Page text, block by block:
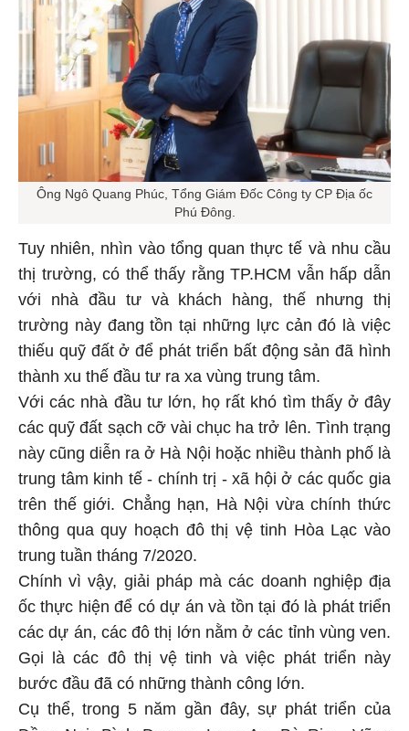
Ông Ngô Quang Phúc, Tổng Giám Đốc Công ty CP Địa ốc
Phú Đông.
Tuy nhiên, nhìn vào tổng quan thực tế và nhu cầu
thị trường, có thể thấy rằng TP.HCM vẫn hấp dẫn
với nhà đầu tư và khách hàng, thế nhưng thị
trường này đang tồn tại những lực cản đó là việc
thiếu quỹ đất ở để phát triển bất động sản đã hình
thành xu thế đầu tư ra xa vùng trung tâm.
Với các nhà đầu tư lớn, họ rất khó tìm thấy ở đây
các quỹ đất sạch cỡ vài chục ha trở lên. Tình trạng
này cũng diễn ra ở Hà Nội hoặc nhiều thành phố là
trung tâm kinh tế - chính trị - xã hội ở các quốc gia
trên thế giới. Chẳng hạn, Hà Nội vừa chính thức
thông qua quy hoạch đô thị vệ tinh Hòa Lạc vào
trung tuần tháng 7/2020.
Chính vì vậy, giải pháp mà các doanh nghiệp địa
ốc thực hiện để có dự án và tồn tại đó là phát triển
các dự án, các đô thị lớn nằm ở các tỉnh vùng ven.
Gọi là các đô thị vệ tinh và việc phát triển này
bước đầu đã có những thành công lớn.
Cụ thể, trong 5 năm gần đây, sự phát triển của